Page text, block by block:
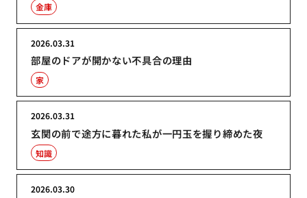
金庫
部屋のドアが開かない不具合の理由
2026.03.31
家
玄関の前で途方に暮れた私が一円玉を握り締めた夜
2026.03.31
知識
2026.03.30